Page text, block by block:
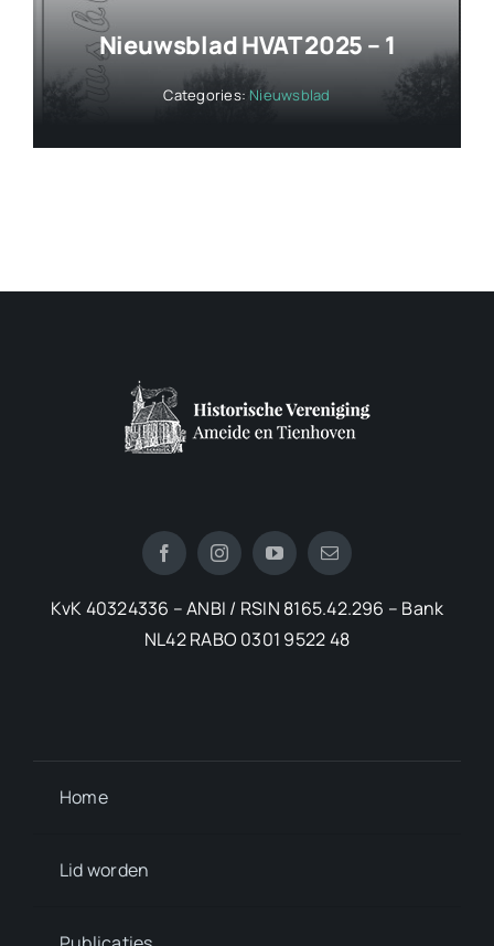
Nieuwsblad HVAT 2025 – 1
Categories:Nieuwsblad
KvK 40324336 – ANBI / RSIN 8165.42.296 – Bank
NL42 RABO 0301 9522 48
Home
Lid worden